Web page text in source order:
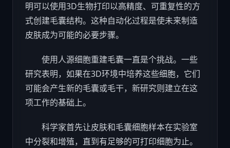
明可以使用3D生物打印以高精度、可重复性的方
式创建毛囊结构。这种自动化过程是使未来制造
皮肤成为可能的必要步骤。
使用人源细胞重建毛囊一直是个挑战。一些
研究表明，如果在3D环境中培养这些细胞，它们
可能会产生新的毛囊或毛干，新研究则建立在这
项工作的基础上。
科学家首先让皮肤和毛囊细胞样本在实验室
中分裂和增殖，直到有足够的可打印细胞为止。